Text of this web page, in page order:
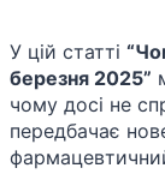
У цій статті
березня 2025”
чому досі не
передбачає